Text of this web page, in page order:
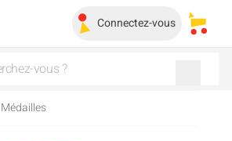
Connectez-vous Mes
Médailles